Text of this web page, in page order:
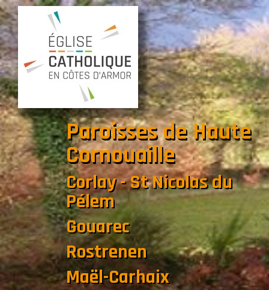
Paroisses de Haute
Cornouaille
Corlay - St Nicolas du
Pélem
Gouarec
Rostrenen
Maël-Carhaix